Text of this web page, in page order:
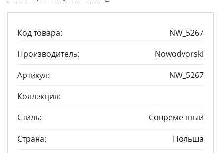
Код товара:
NW_5267
Производитель:
Nowodvorski
Артикул:
NW_5267
Коллекция:
Стиль:
Современный
Страна:
Польша